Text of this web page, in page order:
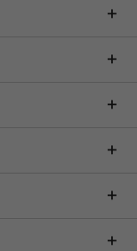
fiabilité
normes
procédures